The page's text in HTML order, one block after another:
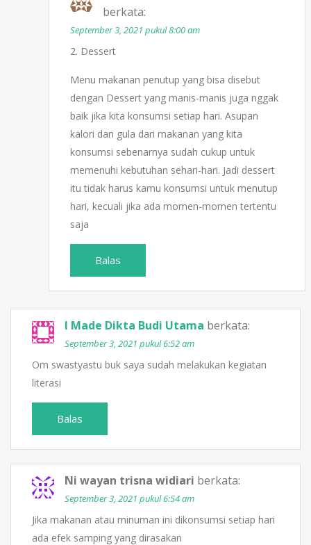
berkata:
September 3, 2021 pukul 8:00 am
2. Dessert
Menu makanan penutup yang bisa disebut
dengan Dessert yang manis-manis juga nggak
baik jika kita konsumsi setiap hari. Asupan
kalori dan gula dari makanan yang kita
konsumsi sebenarnya sudah cukup untuk
memenuhi kebutuhan sehari-hari. Jadi dessert
itu tidak harus kamu konsumsi untuk menutup
hari, kecuali jika ada momen-momen tertentu
saja
Balas
I Made Dikta Budi Utama berkata:
September 3, 2021 pukul 6:52 am
Om swastyastu buk saya sudah melakukan kegiatan
literasi
Balas
Ni wayan trisna widiari berkata:
September 3, 2021 pukul 6:54 am
Jika makanan atau minuman ini dikonsumsi setiap hari
ada efek samping yang dirasakan